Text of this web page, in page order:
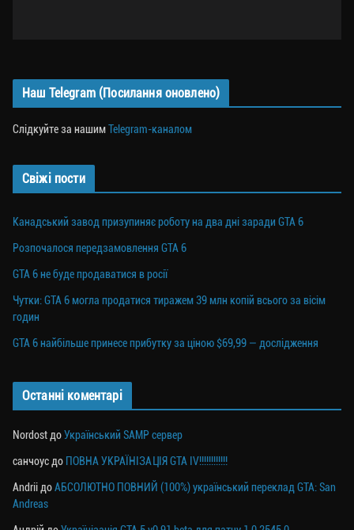
Наш Telegram (Посилання оновлено)
Слідкуйте за нашимTelegram-каналом
Свіжі пости
Канадський завод призупиняє роботу на два дні заради GTA 6
Розпочалося передзамовлення GTA 6
GTA 6 не буде продаватися в росії
Чутки: GTA 6 могла продатися тиражем 39 млн копій всього за вісім
годин
GTA 6 найбільше принесе прибутку за ціною $69,99 — дослідження
Останні коментарі
Nordost доУкраїнський SAMP сервер
санчоус до ПОВНА УКРАЇНІЗАЦІЯ GTA IV!!!!!!!!!!!!
Andrii доАБСОЛЮТНО ПОВНИЙ (100%) український переклад GTA: San
Andreas